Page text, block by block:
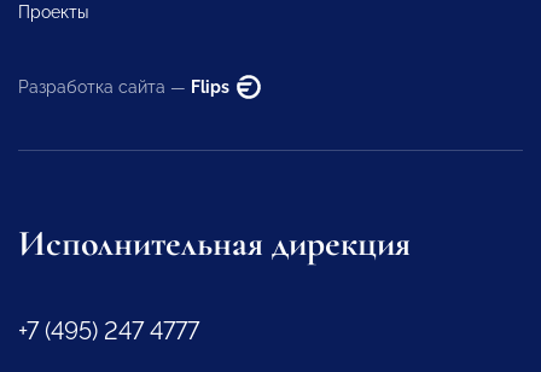
Проекты
Разработка сайта — Flips
Исполнительная дирекция
+7 (495) 247 4777